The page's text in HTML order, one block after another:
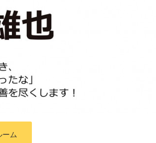
ーム